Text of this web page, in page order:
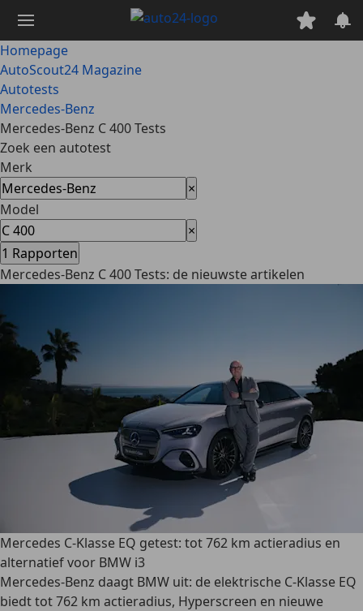
naar
hoofdinhoud
Homepage
AutoScout24 Magazine
Autotests
Mercedes-Benz
Mercedes-Benz C 400 Tests
Zoek een autotest
Merk
×
Model
×
1 Rapporten
Mercedes-Benz C 400 Tests: de nieuwste artikelen
Mercedes C-Klasse EQ getest: tot 762 km actieradius en
alternatief voor BMW i3
Mercedes-Benz daagt BMW uit: de elektrische C-Klasse EQ
biedt tot 762 km actieradius, Hyperscreen en nieuwe